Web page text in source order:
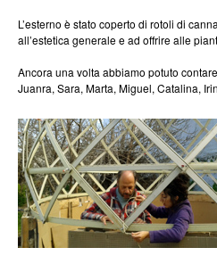
L’esterno è stato coperto di rotoli di
all’estetica generale e ad offrire alle
Ancora una volta abbiamo potuto
Juanra, Sara, Marta, Miguel, Catalina,